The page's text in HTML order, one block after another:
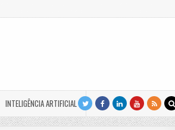
INTELIGÊNCIA ARTIFICIAL